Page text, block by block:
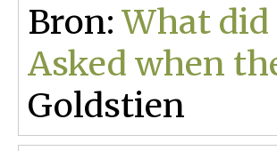
Bron:What
Asked when
Goldstien